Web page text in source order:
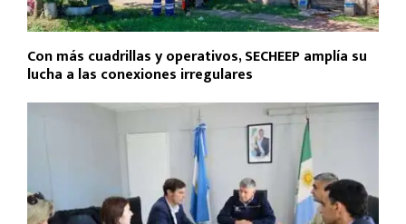
Con más cuadrillas y operativos, SECHEEP amplía su
lucha a las conexiones irregulares